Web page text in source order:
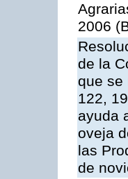
2006
de la
que se
122,
ayuda
oveja
las
de